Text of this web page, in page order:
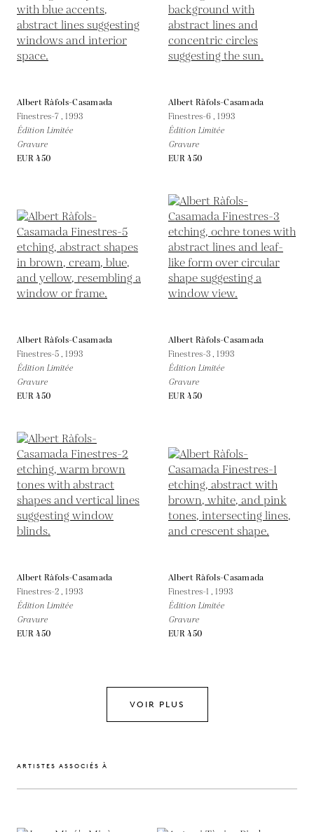
Albert Ràfols-Casamada
Finestres-7 ,1993
Édition Limitée
Gravure
EUR 450
Albert Ràfols-Casamada
Finestres-6 ,1993
Édition Limitée
Gravure
EUR 450
Albert Ràfols-Casamada
Finestres-5 ,1993
Édition Limitée
Gravure
EUR 450
Albert Ràfols-Casamada
Finestres-3 ,1993
Édition Limitée
Gravure
EUR 450
Albert Ràfols-Casamada
Finestres-2 ,1993
Édition Limitée
Gravure
EUR 450
Albert Ràfols-Casamada
Finestres-1 ,1993
Édition Limitée
Gravure
EUR 450
VOIR PLUS
ARTISTES ASSOCIÉS À